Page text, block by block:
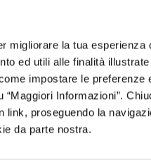
migliorare la tua
ed utili alle finalità
impostare le
Informazioni”.
link, proseguendo la
da parte nostra.
zu Demografie und
die über die
Google Analytics und die
sind (insbesondere